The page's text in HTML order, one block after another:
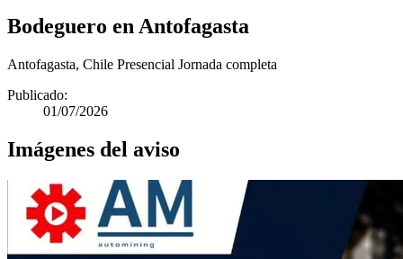
Bodeguero en Antofagasta
Antofagasta, Chile Presencial Jornada completa
Publicado:
01/07/2026
Imágenes del aviso